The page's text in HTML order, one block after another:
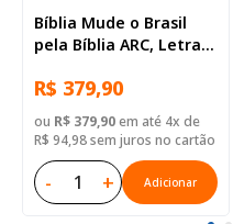
Bíblia Mude o Brasil
pela Bíblia ARC, Letra
— 52 Biblias
R$ 379,90
ou R$ 379,90em até 4x de
R$ 94,98 sem juros no cartão
- + Adicionar